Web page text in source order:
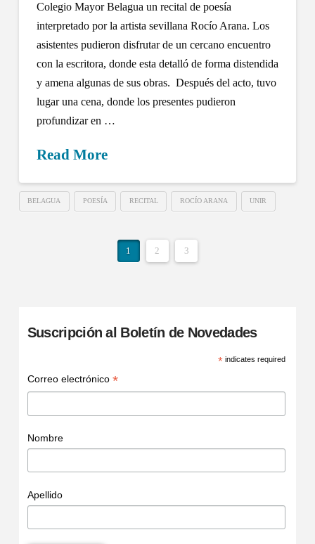
Colegio Mayor Belagua un recital de poesía
interpretado por la artista sevillana Rocío Arana. Los
asistentes pudieron disfrutar de un cercano encuentro
con la escritora, donde esta detalló de forma distendida
y amena algunas de sus obras. Después del acto, tuvo
lugar una cena, donde los presentes pudieron
profundizar en …
Read More
BELAGUA POESÍA RECITAL ROCÍO ARANA UNIR
1 2 3
Suscripción al Boletín de Novedades
*indicates required
Correo electrónico *
Nombre
Apellido